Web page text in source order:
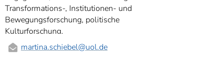
Transformations-, Institutionen- und
Bewegungsforschung, politische
Kulturforschung.
martina.schiebel@uol.de